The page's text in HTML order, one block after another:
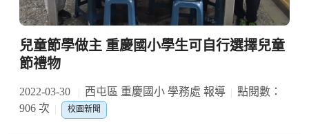
兒童節學做主 重慶國小學生可自行選擇兒童
節禮物
2022-03-30 西屯區 重慶國小 學務處 報導
點閱數：
906 次
校園新聞